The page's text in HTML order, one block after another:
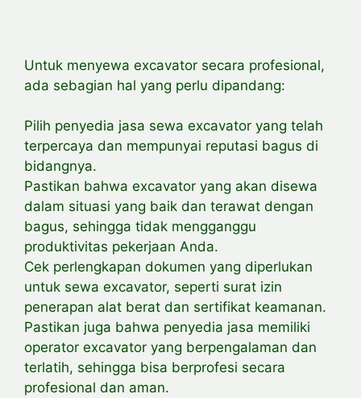
Untuk menyewa excavator secara profesional,
ada sebagian hal yang perlu dipandang:
Pilih penyedia jasa sewa excavator yang telah
terpercaya dan mempunyai reputasi bagus di
bidangnya.
Pastikan bahwa excavator yang akan disewa
dalam situasi yang baik dan terawat dengan
bagus, sehingga tidak mengganggu
produktivitas pekerjaan Anda.
Cek perlengkapan dokumen yang diperlukan
untuk sewa excavator, seperti surat izin
penerapan alat berat dan sertifikat keamanan.
Pastikan juga bahwa penyedia jasa memiliki
operator excavator yang berpengalaman dan
terlatih, sehingga bisa berprofesi secara
profesional dan aman.